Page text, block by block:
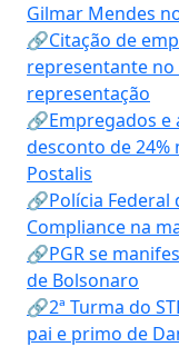
Gilmar Mendes
🔗Citação de
representante no
representação
🔗Empregados e
desconto de
Postalis
🔗Polícia Federal
Compliance na
🔗PGR se
de Bolsonaro
🔗2ª Turma do
pai e primo de